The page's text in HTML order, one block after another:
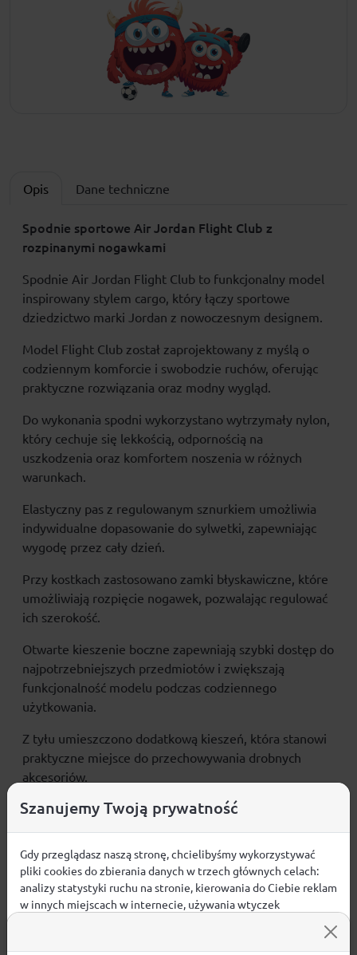
Opis Dane techniczne
Spodnie sportowe Air Jordan Flight Club z
rozpinanymi nogawkami
Spodnie Air Jordan Flight Club to funkcjonalny model
inspirowany stylem cargo, który łączy sportowe
dziedzictwo marki Jordan z nowoczesnym designem.
Model Flight Club został zaprojektowany z myślą o
codziennym komforcie i swobodzie ruchów, oferując
praktyczne rozwiązania oraz modny wygląd.
Do wykonania spodni wykorzystano wytrzymały nylon,
który cechuje się lekkością, odpornością na
uszkodzenia oraz komfortem noszenia w różnych
warunkach.
Elastyczny pas z regulowanym sznurkiem umożliwia
indywidualne dopasowanie do sylwetki, zapewniając
wygodę przez cały dzień.
Przy kostkach zastosowano zamki błyskawiczne, które
umożliwiają rozpięcie nogawek, pozwalając regulować
ich szerokość.
Otwarte kieszenie boczne zapewniają szybki dostęp do
najpotrzebniejszych przedmiotów i zwiększają
funkcjonalność modelu podczas codziennego
użytkowania.
Z tyłu umieszczono dodatkową kieszeń, która stanowi
praktyczne miejsce do przechowywania drobnych
akcesoriów.
Całość uzupełniają charakterystyczne logotypy Jordan,
Czarna kolorystyka doskonale komponują się zarówno
ze sportowymi, jak i casualowymi elementami
garderoby.
Szanujemy Twoją prywatność
Gdy przeglądasz naszą stronę, chcielibyśmy wykorzystywać
pliki cookies do zbierania danych w trzech głównych celach:
analizy statystyki ruchu na stronie, kierowania do Ciebie reklam
w innych miejscach w internecie, używania wtyczek